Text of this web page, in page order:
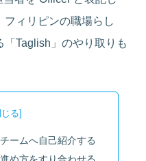
ィリピンの職場らし
「Taglish」のやり取りも
ームへ自己紹介する